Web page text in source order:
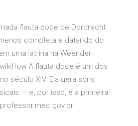
flauta doce de Dordrecht
completa e datando do
uma latrina na Weender
A flauta doce é um dos
século XIV. Ela gera sons
— e, por isso, é a primeira